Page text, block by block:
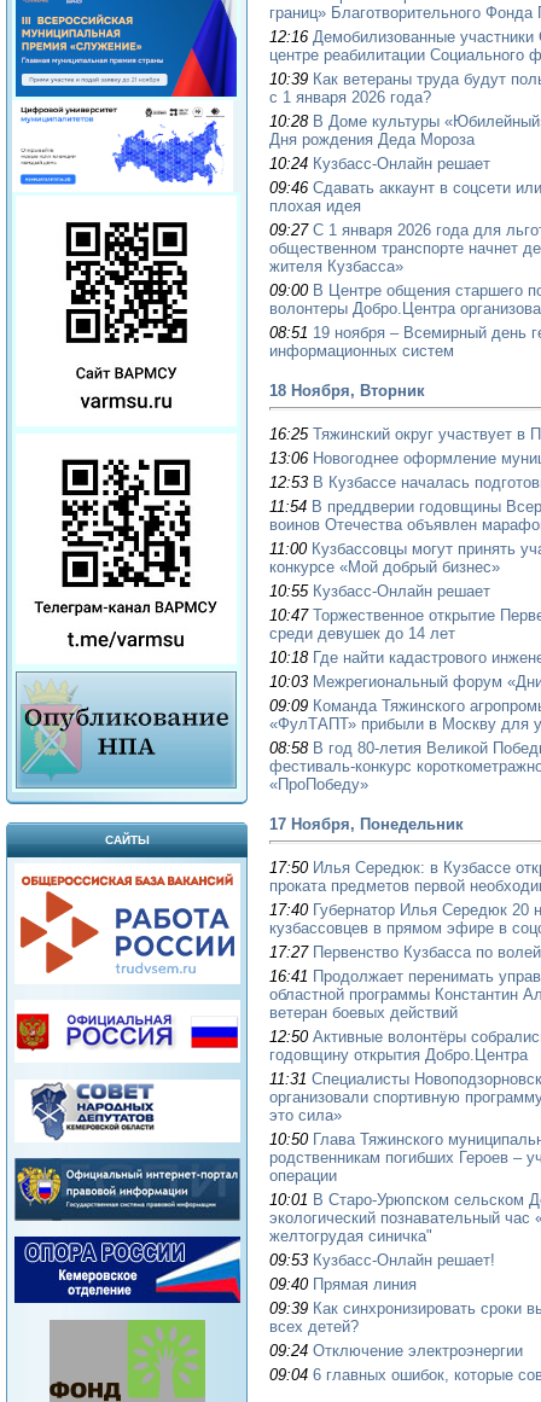
САЙТЫ
границ» Благотворительного Фонда
12:16 Демобилизованные
центре реабилитации Социального
10:39 Как ветераны труда будут
с 1 января 2026 года?
10:28 В Доме культуры
Дня рождения Деда Мороза
10:24 Кузбасс-Онлайн решает
09:46 Сдавать аккаунт в соцсети
плохая идея
09:27 С 1 января 2026 года для
общественном транспорте начнет
жителя Кузбасса»
09:00 В Центре общения старшего
волонтеры Добро.Центра
08:51 19 ноября – Всемирный день
информационных систем
18 Ноября, Вторник
16:25 Тяжинский округ участвует в
13:06 Новогоднее оформление
12:53 В Кузбассе началась
11:54 В преддверии годовщины
воинов Отечества объявлен
11:00 Кузбассовцы могут принять
конкурсе «Мой добрый бизнес»
10:55 Кузбасс-Онлайн решает
10:47 Торжественное открытие
среди девушек до 14 лет
10:18 Где найти кадастрового
10:03 Межрегиональный форум
09:09 Команда Тяжинского
«ФулТАПТ» прибыли в Москву для
08:58 В год 80-летия Великой
фестиваль-конкурс
«ПроПобеду»
17 Ноября, Понедельник
17:50 Илья Середюк: в Кузбассе
проката предметов первой
17:40 Губернатор Илья Середюк 20
кузбассовцев в прямом эфире в
17:27 Первенство Кузбасса по
16:41 Продолжает перенимать
областной программы Константин
ветеран боевых действий
12:50 Активные волонтёры
годовщину открытия Добро.Центра
11:31 Специалисты
организовали спортивную
это сила»
10:50 Глава Тяжинского
родственникам погибших Героев –
операции
10:01 В Старо-Урюпском сельском
экологический познавательный час
желтогрудая синичка"
09:53 Кузбасс-Онлайн решает!
09:40 Прямая линия
09:39 Как синхронизировать сроки
всех детей?
09:24 Отключение электроэнергии
09:04 6 главных ошибок, которые